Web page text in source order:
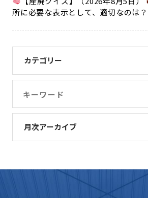
カテゴリー
月次アーカイブ
所に必要な表示として、適切なのは？